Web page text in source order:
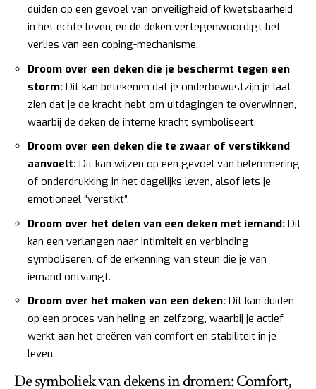
duiden op een gevoel van onveiligheid of kwetsbaarheid
in het echte leven, en de deken vertegenwoordigt het
verlies van een coping-mechanisme.
Droom over een deken die je beschermt tegen een
storm: Dit kan betekenen dat je onderbewustzijn je laat
zien dat je de kracht hebt om uitdagingen te overwinnen,
waarbij de deken de interne kracht symboliseert.
Droom over een deken die te zwaar of verstikkend
aanvoelt: Dit kan wijzen op een gevoel van belemmering
of onderdrukking in het dagelijks leven, alsof iets je
emotioneel “verstikt”.
Droom over het delen van een deken met iemand: Dit
kan een verlangen naar intimiteit en verbinding
symboliseren, of de erkenning van steun die je van
iemand ontvangt.
Droom over het maken van een deken: Dit kan duiden
op een proces van heling en zelfzorg, waarbij je actief
werkt aan het creëren van comfort en stabiliteit in je
leven.
De symboliek van dekens in dromen: Comfort,